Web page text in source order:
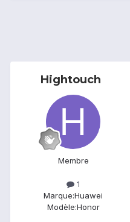
Hightouch
Membre
1
Marque:Huawei
Modèle:Honor